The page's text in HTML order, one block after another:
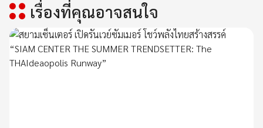
เรื่องที่คุณอาจสนใจ